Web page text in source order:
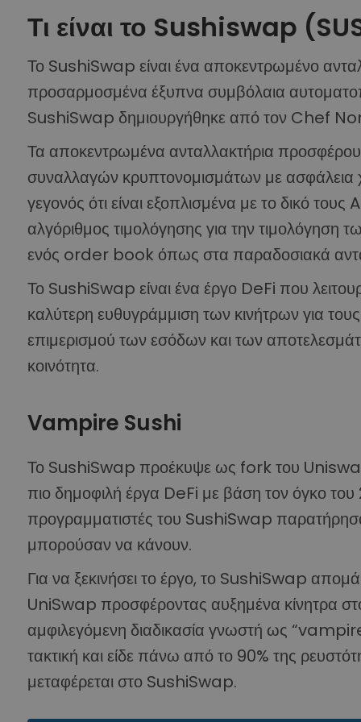
Τι είναι το Sushiswap
Το SushiSwap είναι ένα αποκεντρωμένο
προσαρμοσμένα έξυπνα συμβόλαια
SushiSwap δημιουργήθηκε από τον Chef
Τα αποκεντρωμένα ανταλλακτήρια
συναλλαγών κρυπτονομισμάτων με ασφάλεια
γεγονός ότι είναι εξοπλισμένα με το δικό τους
αλγόριθμος τιμολόγησης για την τιμολόγηση
ενός order book όπως στα παραδοσιακά
Το SushiSwap είναι ένα έργο DeFi που
καλύτερη ευθυγράμμιση των κινήτρων για
επιμερισμού των εσόδων και των
κοινότητα.
Vampire Sushi
Το SushiSwap προέκυψε ως fork του
πιο δημοφιλή έργα DeFi με βάση τον όγκο του
προγραμματιστές του SushiSwap
μπορούσαν να κάνουν.
Για να ξεκινήσει το έργο, το SushiSwap
UniSwap προσφέροντας αυξημένα κίνητρα
αμφιλεγόμενη διαδικασία γνωστή ως
τακτική και είδε πάνω από το 90% της
μεταφέρεται στο SushiSwap.